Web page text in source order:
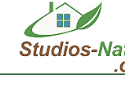
contenu